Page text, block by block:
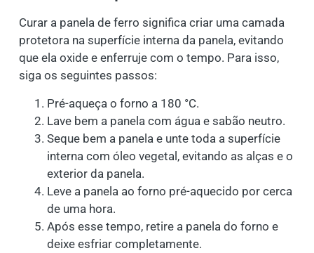
Curar a panela de ferro significa criar uma camada
protetora na superfície interna da panela, evitando
que ela oxide e enferruje com o tempo. Para isso,
siga os seguintes passos:
Pré-aqueça o forno a 180 °C.
Lave bem a panela com água e sabão neutro.
Seque bem a panela e unte toda a superfície
interna com óleo vegetal, evitando as alças e o
exterior da panela.
Leve a panela ao forno pré-aquecido por cerca
de uma hora.
Após esse tempo, retire a panela do forno e
deixe esfriar completamente.